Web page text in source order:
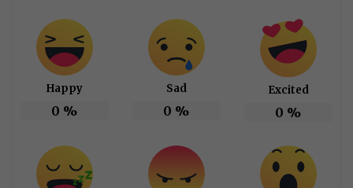
Happy
0 %
Sad
0 %
Excited
0 %